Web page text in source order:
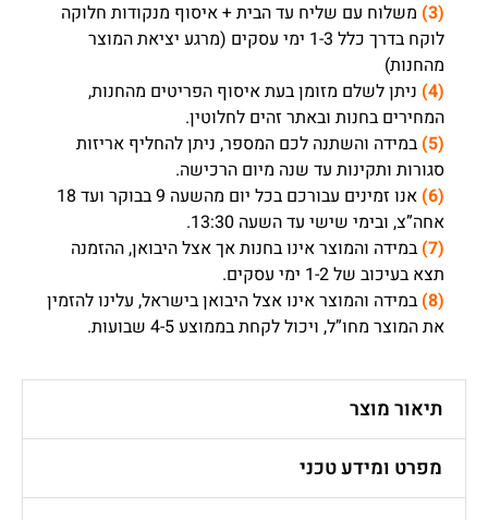
(3)
משלוח עם שליח עד הבית + איסוף מנקודות חלוקה
לוקח בדרך כלל 1-3 ימי עסקים (מרגע יציאת המוצר
מהחנות)
(4)
ניתן לשלם מזומן בעת איסוף הפריטים מהחנות,
המחירים בחנות ובאתר זהים לחלוטין.
(5)
במידה והשתנה לכם המספר, ניתן להחליף אריזות
סגורות ותקינות עד שנה מיום הרכישה.
(6)
אנו זמינים עבורכם בכל יום מהשעה 9 בבוקר ועד 18
אחה”צ, ובימי שישי עד השעה 13:30.
(7)
במידה והמוצר אינו בחנות אך אצל היבואן, ההזמנה
תצא בעיכוב של 1-2 ימי עסקים.
(8)
במידה והמוצר אינו אצל היבואן בישראל, עלינו להזמין
את המוצר מחו”ל, ויכול לקחת בממוצע 4-5 שבועות.
תיאור מוצר
מפרט ומידע טכני